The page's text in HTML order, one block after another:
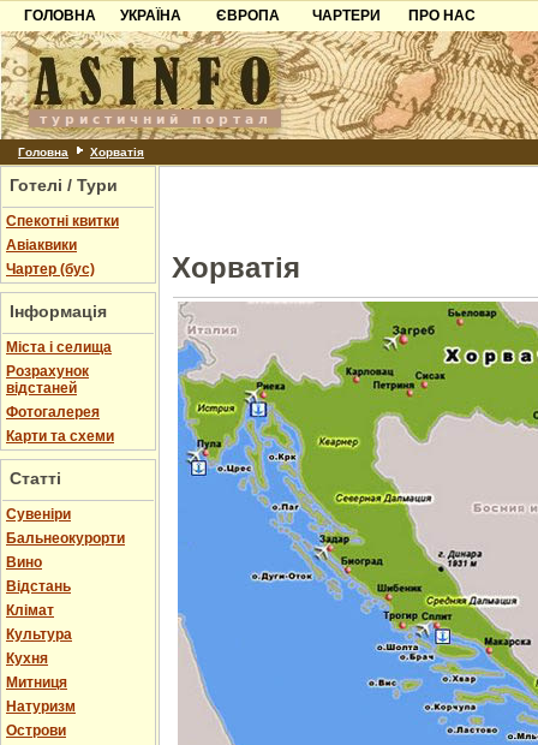
ГОЛОВНА
УКРАЇНА
Карпати
Азов
Причорноморря
Шацьк
ЄВРОПА
Чорногорія
Хорватія
Болгарія
ЧАРТЕРИ
ПРО НАС
Контакти
Партнерам
Додати готель
Головна Хорватія
Готелі / Тури
Спекотні квитки
Авіаквики
Чартер (бус)
Інформація
Міста і селища
Розрахунок
відстаней
Фотогалерея
Карти та схеми
Статті
Cувеніри
Бальнеокурорти
Вино
Відстань
Клімат
Культура
Кухня
Митниця
Натуризм
Острови
Хорватія